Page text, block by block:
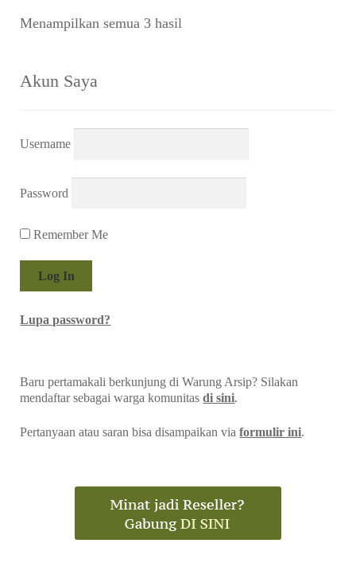
Menampilkan semua 3 hasil
Akun Saya
Username
Password
Remember Me
Lupa password?
Baru pertamakali berkunjung di Warung Arsip? Silakan
mendaftar sebagai warga komunitasdi sini.
Pertanyaan atau saran bisa disampaikan viaformulir ini.